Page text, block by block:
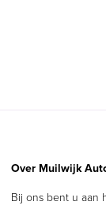
Over Muilwijk
Bij ons bent u aan